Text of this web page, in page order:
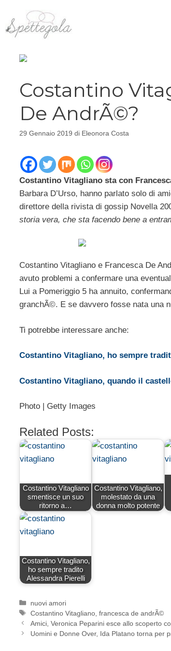
contenuto
Costantino
De AndrÃ©?
29 Gennaio 2019 di Eleonora Costa
Costantino Vitagliano sta con
Barbara D’Urso, hanno parlato solo di
direttore della rivista di gossip Novella
storia vera, che sta facendo bene a
Costantino Vitagliano e Francesca De
avuto problemi a confermare una
Lui a Pomeriggio 5 ha annuito,
granchÃ©. E se davvero fosse nata una
Ti potrebbe interessare anche:
Costantino Vitagliano, ho sempre
Costantino Vitagliano, quando il
Photo | Getty Images
Related Posts:
Costantino Vitagliano
smentisce un suo
ritorno a…
Costantino Vitagliano,
molestato da una
donna molto potente
Costantino Vitagliano,
ho sempre tradito
Alessandra Pierelli
Categorie
nuovi amori
Tag
Costantino Vitagliano ,francesca de andrÃ©
Amici, Veronica Peparini esce allo scoperto
Uomini e Donne Over, Ida Platano torna per